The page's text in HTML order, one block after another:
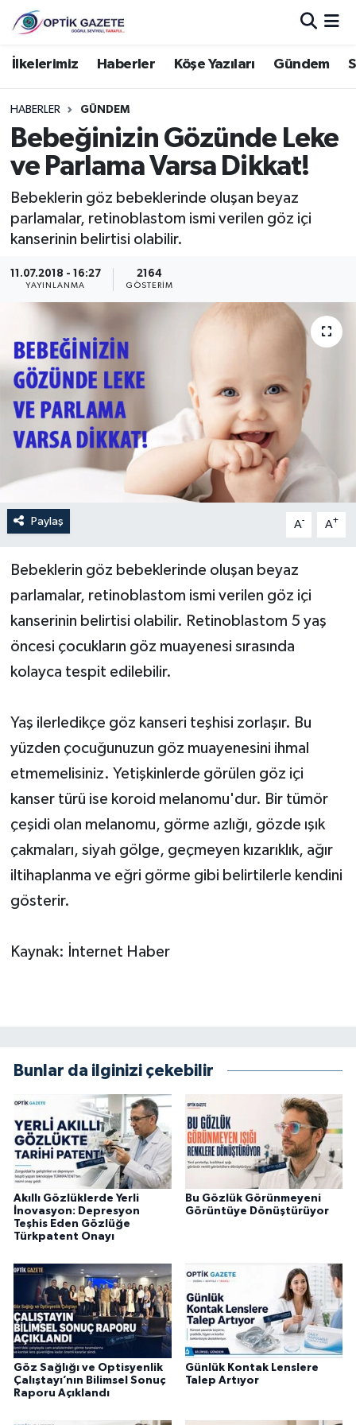
İlkelerimiz Haberler Köşe Yazıları Gündem
HABERLER GÜNDEM
Bebeğinizin Gözünde Leke
ve Parlama Varsa Dikkat!
Bebeklerin göz bebeklerinde oluşan beyaz
parlamalar, retinoblastom ismi verilen göz içi
kanserinin belirtisi olabilir.
11.07.2018 - 16:27
YAYINLANMA
2164
GÖSTERIM
Paylaş A- A+
Bebeklerin göz bebeklerinde oluşan beyaz
parlamalar, retinoblastom ismi verilen göz içi
kanserinin belirtisi olabilir. Retinoblastom 5 yaş
öncesi çocukların göz muayenesi sırasında
kolayca tespit edilebilir.
Yaş ilerledikçe göz kanseri teşhisi zorlaşır. Bu
yüzden çocuğunuzun göz muayenesini ihmal
etmemelisiniz. Yetişkinlerde görülen göz içi
kanser türü ise koroid melanomu'dur. Bir tümör
çeşidi olan melanomu, görme azlığı, gözde ışık
çakmaları, siyah gölge, geçmeyen kızarıklık, ağır
iltihaplanma ve eğri görme gibi belirtilerle kendini
gösterir.
Kaynak: İnternet Haber
Bunlar da ilginizi çekebilir
Akıllı Gözlüklerde Yerli
İnovasyon: Depresyon
Teşhis Eden Gözlüğe
Türkpatent Onayı
Bu Gözlük Görünmeyeni
Görüntüye Dönüştürüyor
Göz Sağlığı ve Optisyenlik
Çalıştayı’nın Bilimsel Sonuç
Raporu Açıklandı
Günlük Kontak Lenslere
Talep Artıyor
Nöbetçi Eczaneler
Hava Durumu
İstanbul Namaz Vakitleri
Süper Lig Puan Durumu ve Fikstür
Son Dakika Haberleri
Haber Arşivi